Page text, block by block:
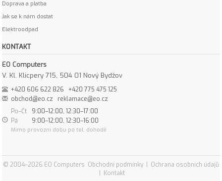
Doprava a platba
Jak se k nám dostat
Elektroodpad
KONTAKT
EO Computers
V. Kl. Klicpery 715, 504 01 Nový Bydžov
+420 606 622 826
+420 775 475 125
obchod@eo.cz
reklamace@eo.cz
Po–Čt
9:00–12:00, 12:30–17:00
Pá
9:00–12:00, 12:30–16:00
Mimo provozní dobu po tel. dohodě
© 2004–2026 EO Computers Obchodní podmínky
Ochrana osobních údajů
Kontakt